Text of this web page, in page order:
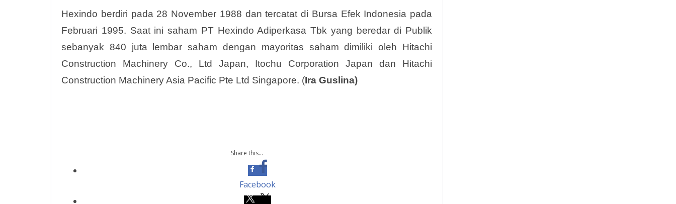
Hexindo berdiri pada 28 November 1988 dan tercatat di Bursa Efek Indonesia pada
Februari 1995. Saat ini saham PT Hexindo Adiperkasa Tbk yang beredar di Publik
sebanyak 840 juta lembar saham dengan mayoritas saham dimiliki oleh Hitachi
Construction Machinery Co., Ltd Japan, Itochu Corporation Japan dan Hitachi
Construction Machinery Asia Pacific Pte Ltd Singapore. (Ira Guslina)
Share this...
Facebook